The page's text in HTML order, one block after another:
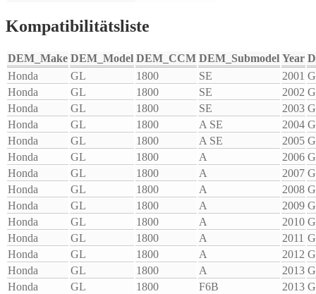
Kompatibilitätsliste
DEM_Make DEM_Model DEM_CCM DEM_Submodel Year
Honda
GL 1800 SE 2001
Honda
GL 1800 SE 2002
Honda
GL 1800 SE 2003
Honda
GL 1800 A SE 2004
Honda
GL 1800 A SE 2005
Honda
GL 1800 A 2006
Honda
GL 1800 A 2007
Honda
GL 1800 A 2008
Honda
GL 1800 A 2009
Honda
GL 1800 A 2010
Honda
GL 1800 A 2011
Honda
GL 1800 A 2012
Honda
GL 1800 A 2013
Honda
GL 1800 F6B 2013